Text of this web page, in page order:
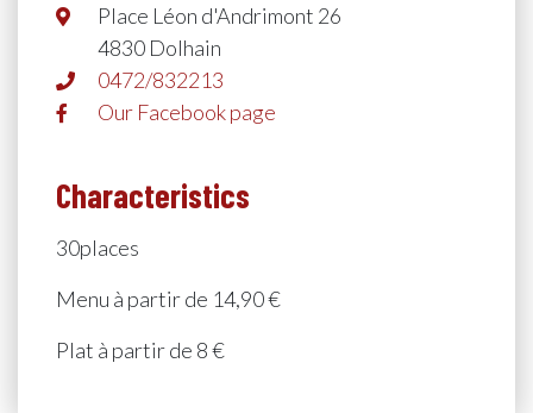
Place Léon d'Andrimont 26
4830 Dolhain
0472/832213
Our Facebook page
Characteristics
30places
Menu à partir de 14,90 €
Plat à partir de 8 €